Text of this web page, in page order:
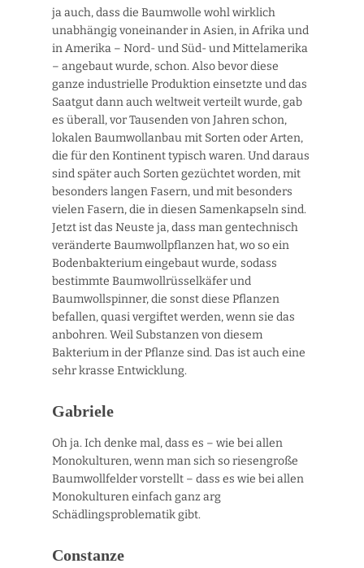
ja auch, dass die Baumwolle wohl wirklich
unabhängig voneinander in Asien, in Afrika und
in Amerika – Nord- und Süd- und Mittelamerika
– angebaut wurde, schon. Also bevor diese
ganze industrielle Produktion einsetzte und das
Saatgut dann auch weltweit verteilt wurde, gab
es überall, vor Tausenden von Jahren schon,
lokalen Baumwollanbau mit Sorten oder Arten,
die für den Kontinent typisch waren. Und daraus
sind später auch Sorten gezüchtet worden, mit
besonders langen Fasern, und mit besonders
vielen Fasern, die in diesen Samenkapseln sind.
Jetzt ist das Neuste ja, dass man gentechnisch
veränderte Baumwollpflanzen hat, wo so ein
Bodenbakterium eingebaut wurde, sodass
bestimmte Baumwollrüsselkäfer und
Baumwollspinner, die sonst diese Pflanzen
befallen, quasi vergiftet werden, wenn sie das
anbohren. Weil Substanzen von diesem
Bakterium in der Pflanze sind. Das ist auch eine
sehr krasse Entwicklung.
Gabriele
Oh ja. Ich denke mal, dass es – wie bei allen
Monokulturen, wenn man sich so riesengroße
Baumwollfelder vorstellt – dass es wie bei allen
Monokulturen einfach ganz arg
Schädlingsproblematik gibt.
Constanze